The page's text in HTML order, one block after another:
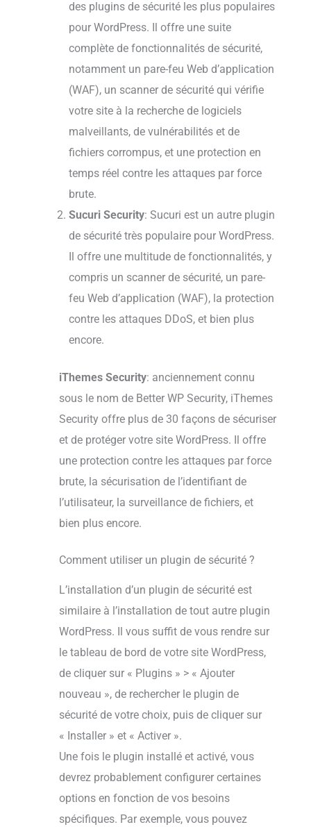
des plugins de sécurité les plus populaires
pour WordPress. Il offre une suite
complète de fonctionnalités de sécurité,
notamment un pare-feu Web d’application
(WAF), un scanner de sécurité qui vérifie
votre site à la recherche de logiciels
malveillants, de vulnérabilités et de
fichiers corrompus, et une protection en
temps réel contre les attaques par force
brute.
Sucuri Security: Sucuri est un autre plugin
de sécurité très populaire pour WordPress.
Il offre une multitude de fonctionnalités, y
compris un scanner de sécurité, un pare-
feu Web d’application (WAF), la protection
contre les attaques DDoS, et bien plus
encore.
iThemes Security: anciennement connu
sous le nom de Better WP Security, iThemes
Security offre plus de 30 façons de sécuriser
et de protéger votre site WordPress. Il offre
une protection contre les attaques par force
brute, la sécurisation de l’identifiant de
l’utilisateur, la surveillance de fichiers, et
bien plus encore.
Comment utiliser un plugin de sécurité ?
L’installation d’un plugin de sécurité est
similaire à l’installation de tout autre plugin
WordPress. Il vous suffit de vous rendre sur
le tableau de bord de votre site WordPress,
de cliquer sur « Plugins » > « Ajouter
nouveau », de rechercher le plugin de
sécurité de votre choix, puis de cliquer sur
« Installer » et « Activer ».
Une fois le plugin installé et activé, vous
devrez probablement configurer certaines
options en fonction de vos besoins
spécifiques. Par exemple, vous pouvez